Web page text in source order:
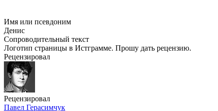
Имя или псевдоним
Денис
Сопроводительный текст
Логотип страницы в Истграмме. Прошу дать рецензию.
Рецензировал
Рецензировал
Павел Герасимчук